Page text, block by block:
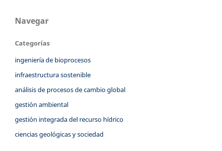
Navegar
Categorías
ingeniería de bioprocesos
infraestructura sostenible
análisis de procesos de cambio global
gestión ambiental
gestión integrada del recurso hídrico
ciencias geológicas y sociedad